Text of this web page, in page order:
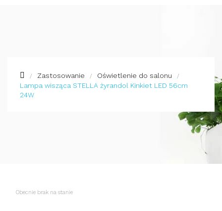
Zastosowanie
Oświetlenie do salonu
Lampa wisząca STELLA żyrandol Kinkiet LED 56cm
24W
Obecnie brak na stanie